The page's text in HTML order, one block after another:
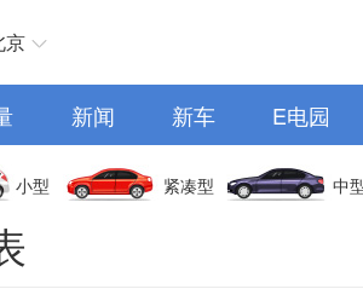
京
新闻 新车 E电园
小型 紧凑型 中